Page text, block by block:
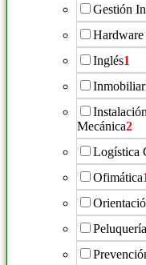
Gestión
Inglés1
Mecánica2
Logística
Ofimática
Peluquería